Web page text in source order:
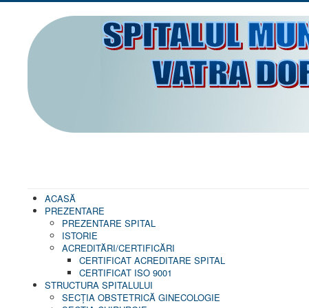
ACASĂ
PREZENTARE
PREZENTARE SPITAL
ISTORIE
ACREDITĂRI/CERTIFICĂRI
CERTIFICAT ACREDITARE SPITAL
CERTIFICAT ISO 9001
STRUCTURA SPITALULUI
SECŢIA OBSTETRICĂ GINECOLOGIE